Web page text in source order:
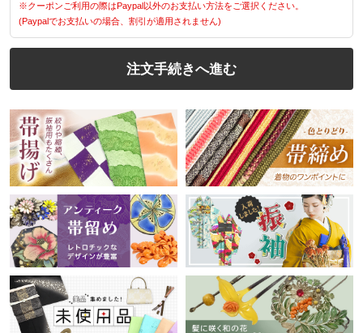
※クーポンご利用の際はPaypal以外のお支払い方法をご選択ください。
(Paypalでお支払いの場合、割引が適用されません)
注文手続きへ進む